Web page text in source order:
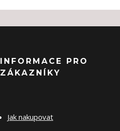
INFORMACE PRO
ZÁKAZNÍKY
Jak nakupovat